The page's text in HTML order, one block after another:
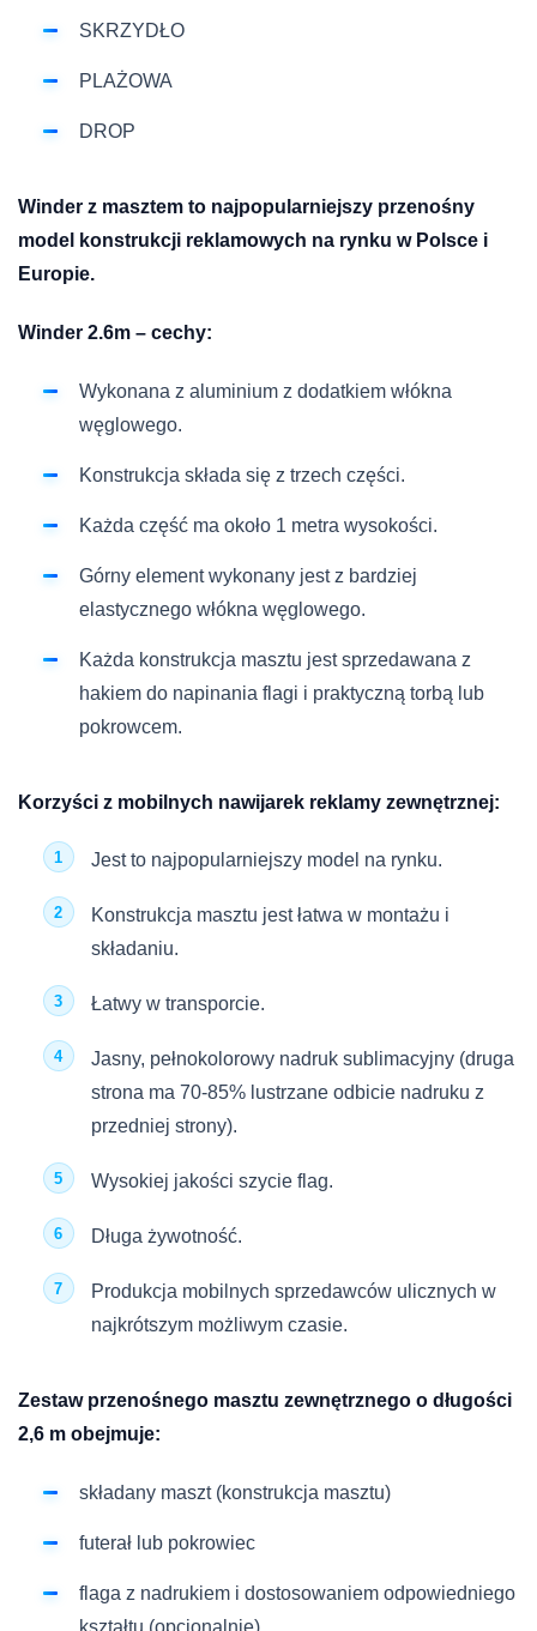
SKRZYDŁO
PLAŻOWA
DROP
Winder z masztem to najpopularniejszy przenośny
model konstrukcji reklamowych na rynku w Polsce i
Europie.
Winder 2.6m – cechy:
Wykonana z aluminium z dodatkiem włókna
węglowego.
Konstrukcja składa się z trzech części.
Każda część ma około 1 metra wysokości.
Górny element wykonany jest z bardziej
elastycznego włókna węglowego.
Każda konstrukcja masztu jest sprzedawana z
hakiem do napinania flagi i praktyczną torbą lub
pokrowcem.
Korzyści z mobilnych nawijarek reklamy zewnętrznej:
Jest to najpopularniejszy model na rynku.
Konstrukcja masztu jest łatwa w montażu i
składaniu.
Łatwy w transporcie.
Jasny, pełnokolorowy nadruk sublimacyjny (druga
strona ma 70-85% lustrzane odbicie nadruku z
przedniej strony).
Wysokiej jakości szycie flag.
Długa żywotność.
Produkcja mobilnych sprzedawców ulicznych w
najkrótszym możliwym czasie.
Zestaw przenośnego masztu zewnętrznego o długości
2,6 m obejmuje:
składany maszt (konstrukcja masztu)
futerał lub pokrowiec
flaga z nadrukiem i dostosowaniem odpowiedniego